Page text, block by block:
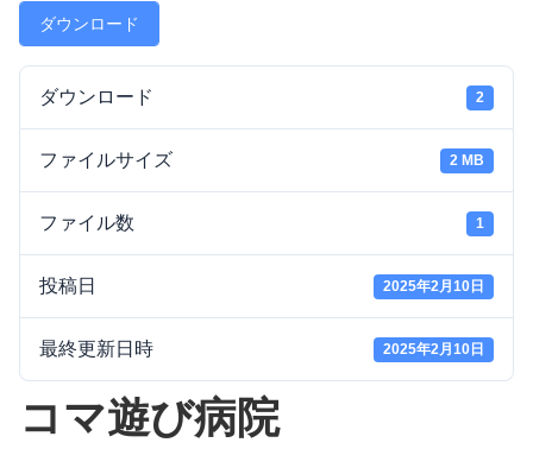
ダウンロード
ダウンロード 2
ファイルサイズ 2 MB
ファイル数 1
投稿日 2025年2月10日
最終更新日時 2025年2月10日
コマ遊び病院